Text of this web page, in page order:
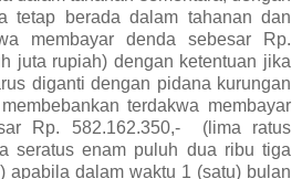
tetap berada dalam tahanan dan
membayar denda sebesar Rp.
juta rupiah) dengan ketentuan jika
diganti dengan pidana kurungan
terdakwa membayar
Rp. 582.162.350,- (lima ratus
seratus enam puluh dua ribu tiga
apabila dalam waktu 1 (satu) bulan